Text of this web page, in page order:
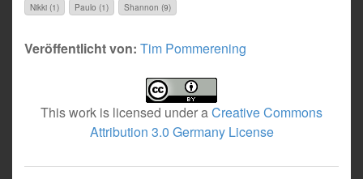
Nikki (1)
Paulo (1) Shannon (9)
Veröffentlicht von: Tim Pommerening
This work is licensed under aCreative Commons
Attribution 3.0 Germany License